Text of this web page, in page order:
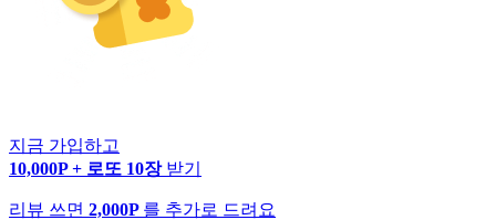
지금 가입하고
10,000P + 로또 10장 받기
리뷰 쓰면 2,000P 를 추가로 드려요